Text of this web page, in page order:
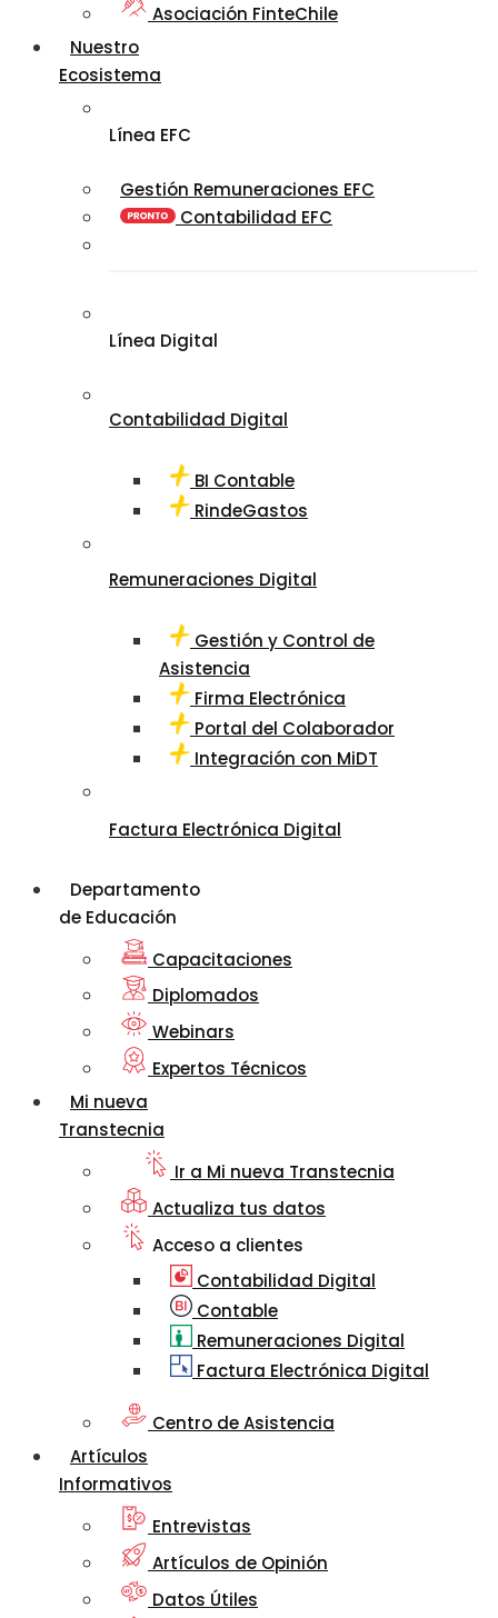
Asociación FinteChile
Nuestro
Ecosistema
Línea EFC
Gestión Remuneraciones EFC
Contabilidad EFC
Línea Digital
Contabilidad Digital
BI Contable
RindeGastos
Remuneraciones Digital
Gestión y Control de
Asistencia
Firma Electrónica
Portal del Colaborador
Integración con MiDT
Factura Electrónica Digital
Departamento
de Educación
Capacitaciones
Diplomados
Webinars
Expertos Técnicos
Mi nueva
Transtecnia
Ir a Mi nueva Transtecnia
Actualiza tus datos
Acceso a clientes
Contabilidad Digital
Contable
Remuneraciones Digital
Factura Electrónica Digital
Centro de Asistencia
Artículos
Informativos
Entrevistas
Artículos de Opinión
Datos Útiles